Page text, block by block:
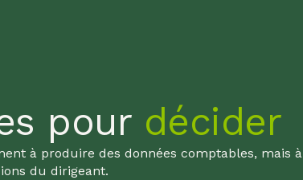
pour décider
à produire des données comptables, mais à
du dirigeant.